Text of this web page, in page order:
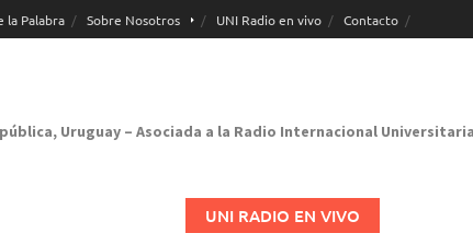
la Palabra Sobre Nosotros UNI Radio en vivo Contacto
Uruguay – Asociada a la Radio Internacional
UNI RADIO EN VIVO